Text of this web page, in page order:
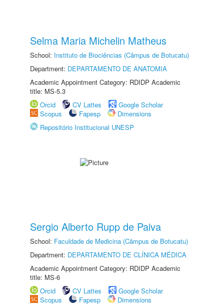
Selma Maria Michelin Matheus
School: Instituto de Biociências (Câmpus de Botucatu)
Department: DEPARTAMENTO DE ANATOMIA
Academic Appointment Category: RDIDP Academic
title: MS-5.3
Orcid
CV Lattes
Google Scholar
Scopus
Fapesp
Dimensions
Repositório Institucional UNESP
Sergio Alberto Rupp de Paiva
School: Faculdade de Medicina (Câmpus de Botucatu)
Department: DEPARTAMENTO DE CLÍNICA MÉDICA
Academic Appointment Category: RDIDP Academic
title: MS-6
Orcid
CV Lattes
Google Scholar
Scopus
Fapesp
Dimensions